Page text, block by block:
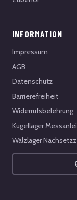
INFORMATION
Impressum
AGB
Datenschutz
Barrierefreiheit
Widerrufsbelehrung
Kugellager
Wälzlager